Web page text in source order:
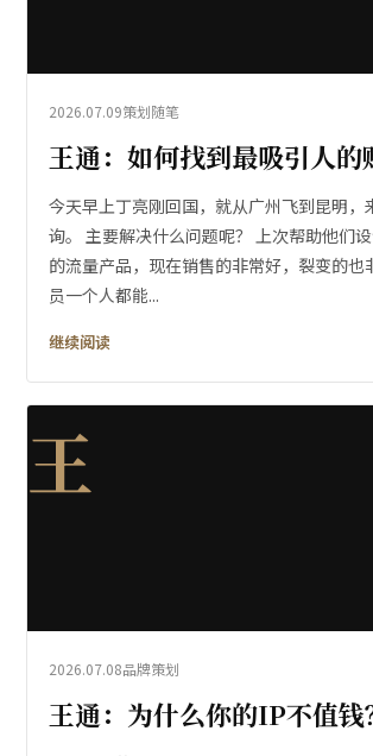
2026.07.09策划随笔
王通：如何找到最吸引人的
今天早上丁亮刚回国，就从广州飞到昆明，
询。 主要解决什么问题呢？ 上次帮助他们
的流量产品，现在销售的非常好，裂变的也
员一个人都能...
继续阅读
王
2026.07.08品牌策划
王通：为什么你的IP不值钱